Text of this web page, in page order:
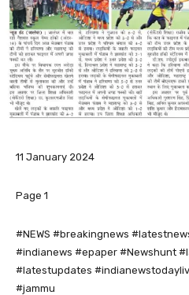
11 January 2024
Page 1
#NEWS #breakingnews
#indianews #epaper #Newshunt
#latestupdates
#jammu